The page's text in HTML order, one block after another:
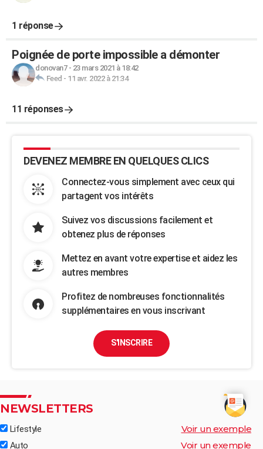
1 réponse
Poignée de porte impossible a démonter
donovan7- 23 mars 2021 à 18:42
Feed - 11 avr. 2022 à 21:34
11 réponses
DEVENEZ MEMBRE EN QUELQUES CLICS
Connectez-vous simplement avec ceux qui
partagent vos intérêts
Suivez vos discussions facilement et
obtenez plus de réponses
Mettez en avant votre expertise et aidez les
autres membres
Profitez de nombreuses fonctionnalités
supplémentaires en vous inscrivant
S'INSCRIRE
NEWSLETTERS
Lifestyle Voir un exemple
Auto Voir un exemple